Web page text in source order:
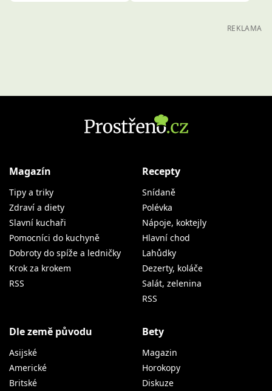
REKLAMA
Magazín
Tipy a triky
Zdraví a diety
Slavní kuchaři
Pomocníci do kuchyně
Dobroty do spíže a ledničky
Krok za krokem
RSS
Recepty
Snídaně
Polévka
Nápoje, koktejly
Hlavní chod
Lahůdky
Dezerty, koláče
Salát, zelenina
RSS
Dle země původu
Asijské
Americké
Britské
Bety
Magazin
Horokopy
Diskuze